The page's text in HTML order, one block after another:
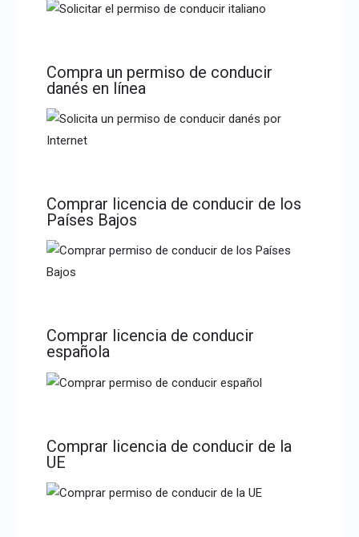
Compra un permiso de conducir
danés en línea
Comprar licencia de conducir de los
Países Bajos
Comprar licencia de conducir
española
Comprar licencia de conducir de la
UE